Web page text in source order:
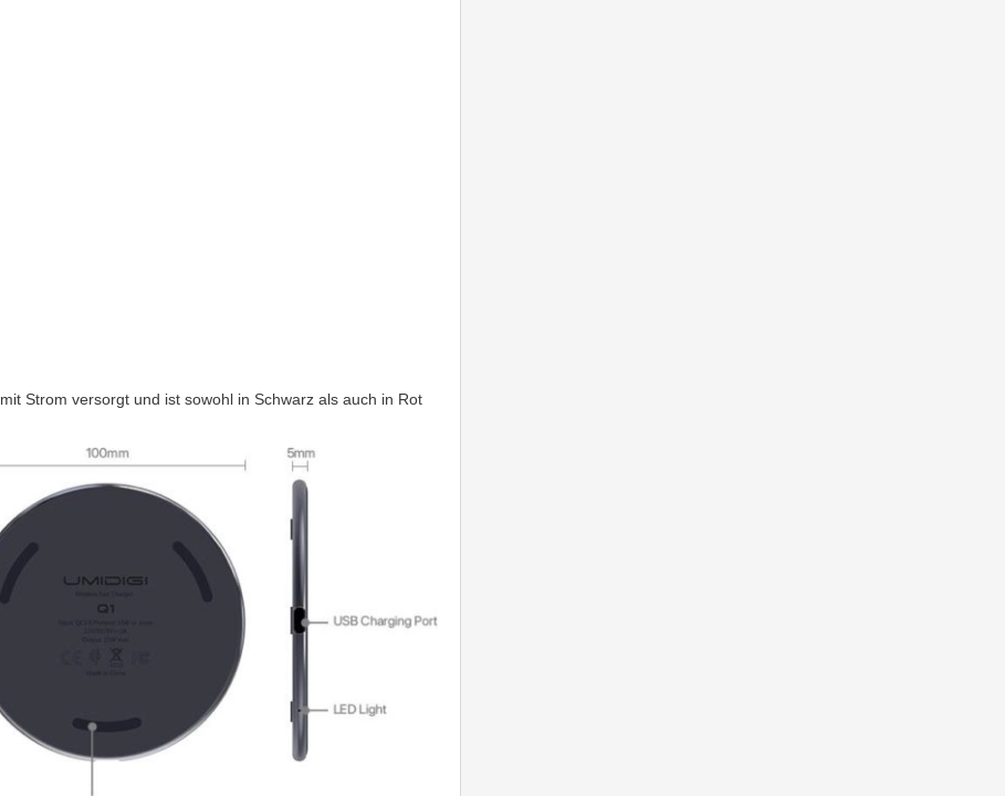
mit Strom versorgt und ist sowohl in Schwarz als auch in Rot